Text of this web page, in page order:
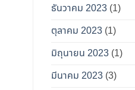
ธันวาคม 2023 (1)
ตุลาคม 2023 (1)
มิถุนายน 2023 (1)
มีนาคม 2023 (3)